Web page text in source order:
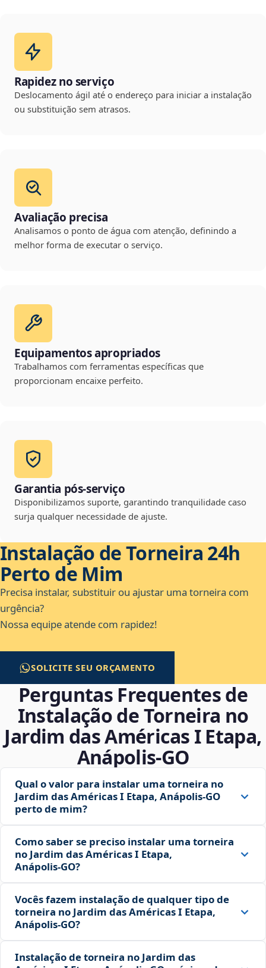
Rapidez no serviço
Deslocamento ágil até o endereço para iniciar a instalação
ou substituição sem atrasos.
Avaliação precisa
Analisamos o ponto de água com atenção, definindo a
melhor forma de executar o serviço.
Equipamentos apropriados
Trabalhamos com ferramentas específicas que
proporcionam encaixe perfeito.
Garantia pós-serviço
Disponibilizamos suporte, garantindo tranquilidade caso
surja qualquer necessidade de ajuste.
Instalação de Torneira 24h
Perto de Mim
Precisa instalar, substituir ou ajustar uma torneira com
urgência?
Nossa equipe atende com rapidez!
SOLICITE SEU ORÇAMENTO
Perguntas Frequentes de
Instalação de Torneira no
Jardim das Américas I Etapa,
Anápolis‑GO
Qual o valor para instalar uma torneira no
Jardim das Américas I Etapa, Anápolis‑GO
perto de mim?
Como saber se preciso instalar uma torneira
no Jardim das Américas I Etapa,
Anápolis‑GO?
Vocês fazem instalação de qualquer tipo de
torneira no Jardim das Américas I Etapa,
Anápolis‑GO?
Instalação de torneira no Jardim das